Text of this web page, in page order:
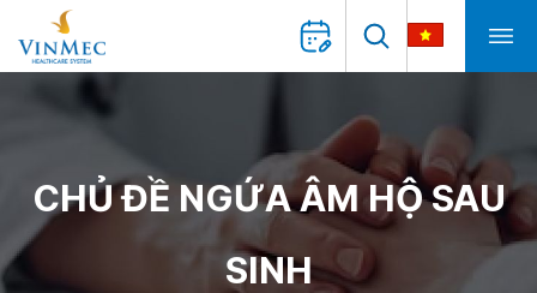
CHỦ ĐỀ NGỨA ÂM HỘ SAU
SINH